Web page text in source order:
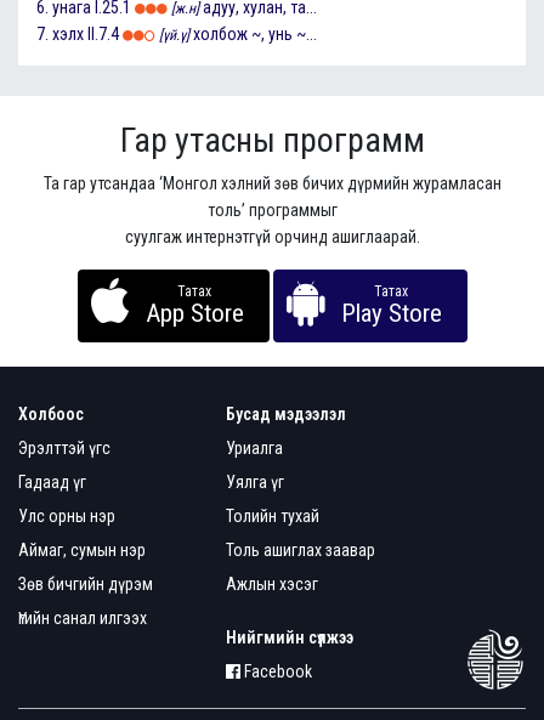
6. унага I.25.1 [ж.н] адуу, хулан, та...
7. хэлх II.7.4 [үй.ү] холбож ~, унь ~...
Гар утасны программ
Та гар утсандаа ‘Монгол хэлний зөв бичих дүрмийн журамласан
толь’ программыг
суулгаж интернэтгүй орчинд ашиглаарай.
Татах
App Store
Татах
Play Store
Холбоос
Эрэлттэй үгс
Гадаад үг
Улс орны нэр
Аймаг, сумын нэр
Зөв бичгийн дүрэм
Үгийн санал илгээх
Бусад мэдээлэл
Уриалга
Уялга үг
Толийн тухай
Толь ашиглах заавар
Ажлын хэсэг
Нийгмийн сүлжээ
Facebook